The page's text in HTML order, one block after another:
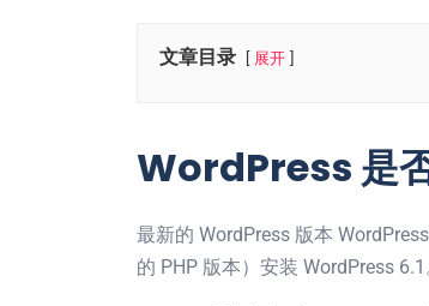
文章目录 展开
WordPress 是
最新的 WordPress 版本
的 PHP 版本）安装 WordPress 6.1